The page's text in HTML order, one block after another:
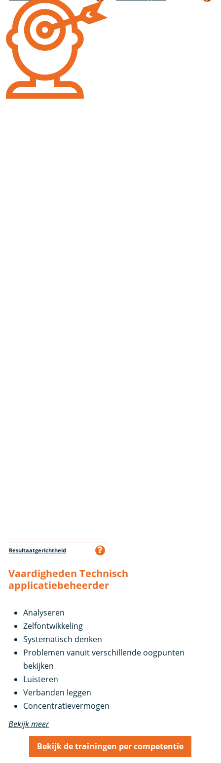
Resultaatgerichtheid
Vaardigheden Technisch
applicatiebeheerder
Analyseren
Zelfontwikkeling
Systematisch denken
Problemen vanuit verschillende oogpunten
bekijken
Luisteren
Verbanden leggen
Concentratievermogen
Bekijk meer
Bekijk de trainingen per competentie